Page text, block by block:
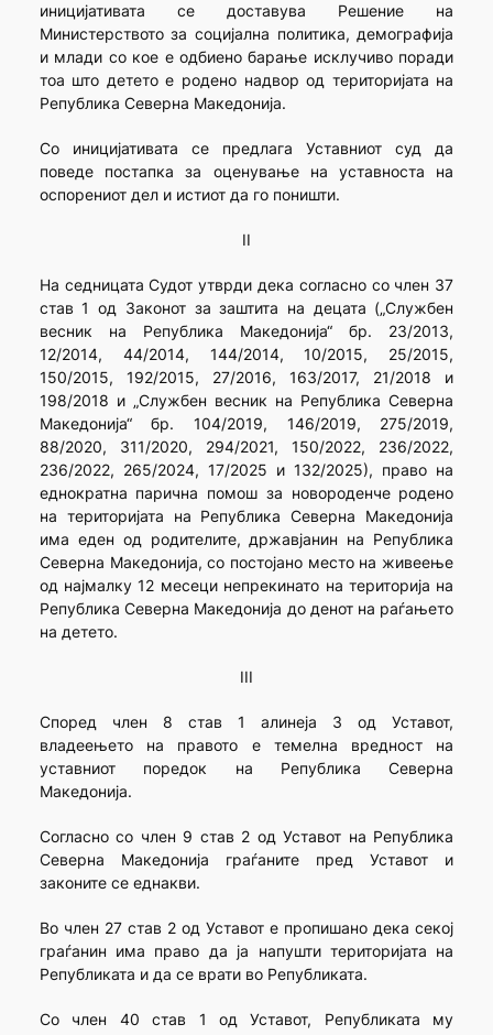
иницијативата се доставува Решение на
Министерството за социјална политика, демографија
и млади со кое е одбиено барање исклучиво поради
тоа што детето е родено надвор од територијата на
Република Северна Македонија.
Со иницијативата се предлага Уставниот суд да
поведе постапка за оценување на уставноста на
оспорениот дел и истиот да го поништи.
II
На седницата Судот утврди дека согласно со член 37
став 1 од Законот за заштита на децата („Службен
весник на Република Македонија“ бр. 23/2013,
12/2014, 44/2014, 144/2014, 10/2015, 25/2015,
150/2015, 192/2015, 27/2016, 163/2017, 21/2018 и
198/2018 и „Службен весник на Република Северна
Македонија“ бр. 104/2019, 146/2019, 275/2019,
88/2020, 311/2020, 294/2021, 150/2022, 236/2022,
236/2022, 265/2024, 17/2025 и 132/2025), право на
еднократна парична помош за новороденче родено
на територијата на Република Северна Македонија
има еден од родителите, државјанин на Република
Северна Македонија, со постојано место на живеење
од најмалку 12 месеци непрекинато на територија на
Република Северна Македонија до денот на раѓањето
на детето.
III
Според член 8 став 1 алинеја 3 од Уставот,
владеењето на правото е темелна вредност на
уставниот поредок на Република Северна
Македонија.
Согласно со член 9 став 2 од Уставот на Република
Северна Македонија граѓаните пред Уставот и
законите се еднакви.
Во член 27 став 2 од Уставот е пропишано дека секој
граѓанин има право да ја напушти територијата на
Републиката и да се врати во Републиката.
Со член 40 став 1 од Уставот, Републиката му